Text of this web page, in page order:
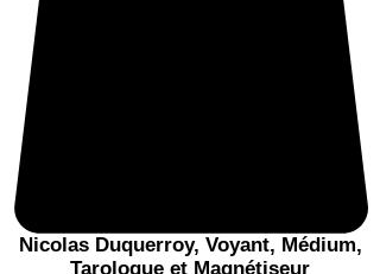
Nicolas Duquerroy, Voyant, Médium,
Tarologue et Magnétiseur